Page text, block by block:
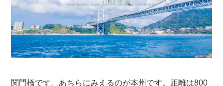
関門橋です。あちらにみえるのが本州です。距離は800